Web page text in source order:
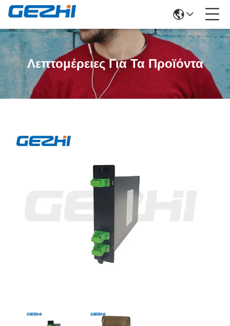
Λεπτομέρειες Για Τα Προϊόντα